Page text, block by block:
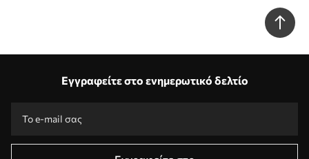
Εγγραφείτε στο ενημερωτικό δελτίο